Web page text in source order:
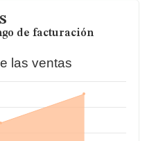
de facturación
las ventas